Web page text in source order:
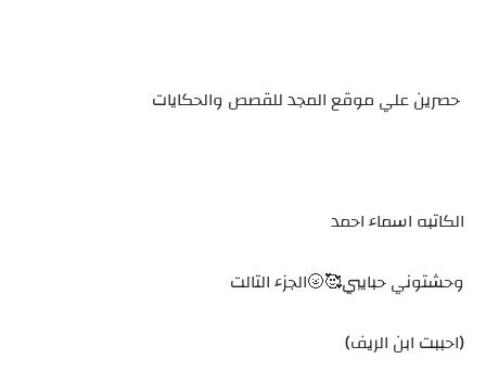
حصرين علي موقع المجد للقصص والحكايات
الكاتبه اسماء احمد
وحشتوني حبايبي🥰🌝الجزء التالت
(احببت ابن الريف)